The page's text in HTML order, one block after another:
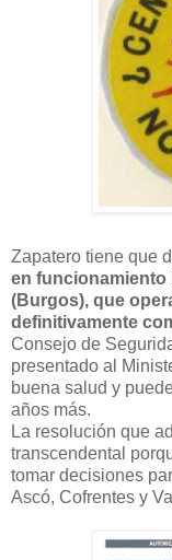
Zapatero tiene que
en funcionamiento
(Burgos), que
definitivamente
Consejo de
presentado al
buena salud y
años más.
La resolución que
transcendental
tomar decisiones
Ascó, Cofrentes y